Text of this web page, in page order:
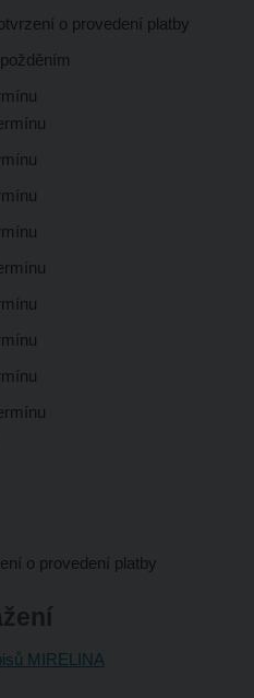
o provedení platby
o provedení platby
MIRELINA